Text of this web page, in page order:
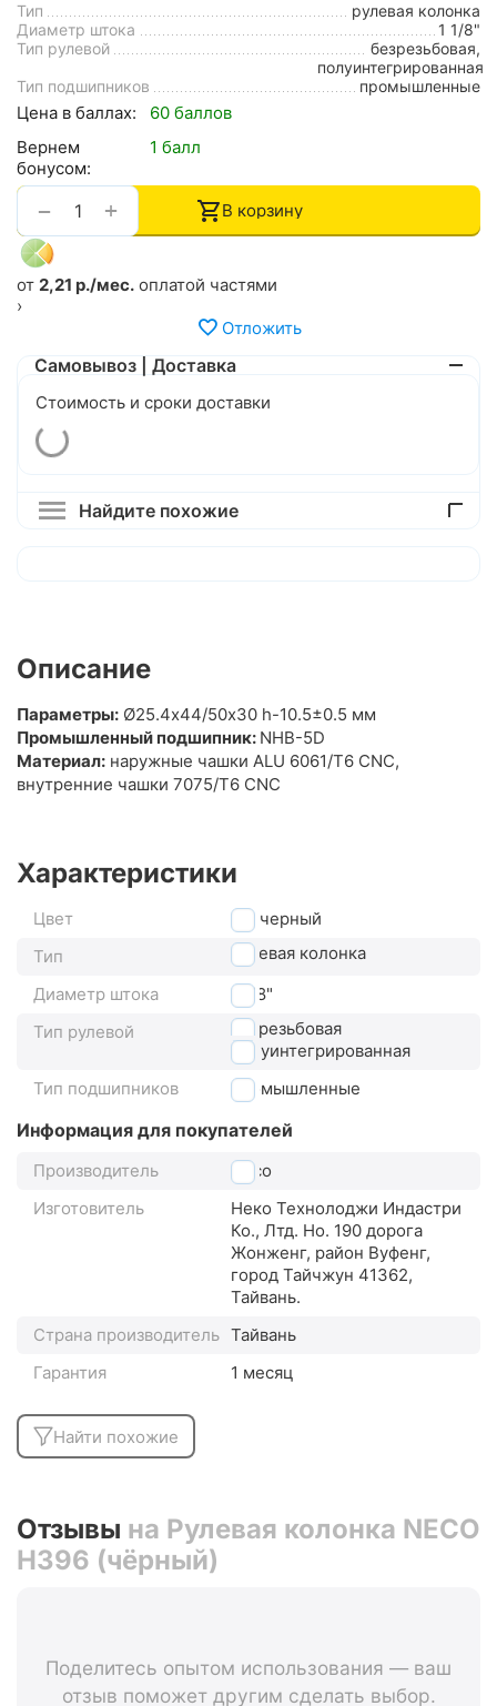
Тип
рулевая колонка
Диаметр штока
1 1/8"
Тип рулевой
безрезьбовая,
полуинтегрированная
Тип подшипников
промышленные
Цена в баллах:
60 баллов
Вернем
бонусом:
1 балл
+
− В корзину
от 2,21 р./мес. оплатой частями
›
Отложить
Самовывоз | Доставка
Стоимость и сроки доставки
Найдите похожие
Описание
Параметры: Ø25.4х44/50x30 h-10.5±0.5 мм
Промышленный подшипник: NHB-5D
Материал: наружные чашки ALU 6061/T6 CNC,
внутренние чашки 7075/T6 CNC
Характеристики
Цвет
черный
Тип
рулевая колонка
Диаметр штока
1 1/8"
Тип рулевой
безрезьбовая
полуинтегрированная
Тип подшипников
промышленные
Информация для покупателей
Производитель
Neco
Изготовитель
Неко Технолоджи Индастри
Ко., Лтд. Но. 190 дорога
Жонженг, район Вуфенг,
город Тайчжун 41362,
Тайвань.
Страна производитель Тайвань
Гарантия
1 месяц
Найти похожие
Отзывы на Рулевая колонка NECO
H396 (чёрный)
Поделитесь опытом использования — ваш
отзыв поможет другим сделать выбор.